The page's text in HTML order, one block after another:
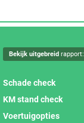
Bekijk uitgebreidrapport:
Schade check
KM stand check
Voertuigopties